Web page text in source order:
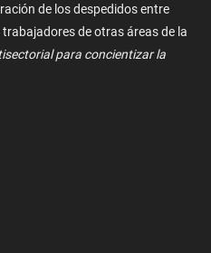
de los despedidos entre
de otras áreas de la
para concientizar la